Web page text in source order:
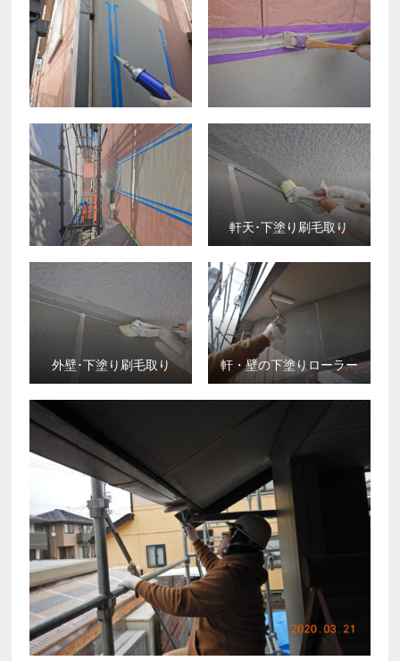
軒天･下塗り刷毛取り
外壁･下塗り刷毛取り 軒・壁の下塗りローラー